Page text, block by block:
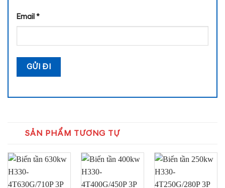
Email*
SẢN PHẨM TƯƠNG TỰ